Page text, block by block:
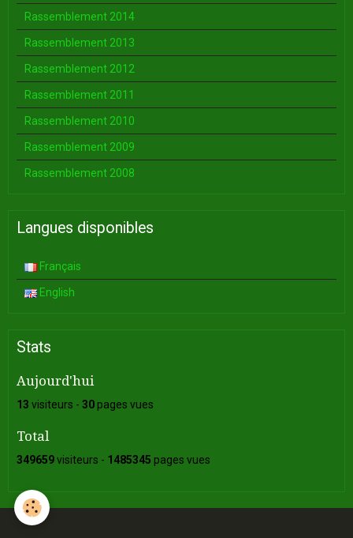
Rassemblement 2014
Rassemblement 2013
Rassemblement 2012
Rassemblement 2011
Rassemblement 2010
Rassemblement 2009
Rassemblement 2008
Langues disponibles
Français
English
Stats
Aujourd'hui
13 visiteurs - 30pages vues
Total
349659visiteurs - 1485345 pages vues